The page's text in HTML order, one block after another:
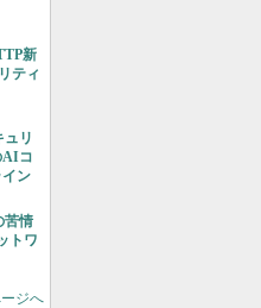
新
ティ
リ
AIコ
ン
苦情
トワ
ジへ